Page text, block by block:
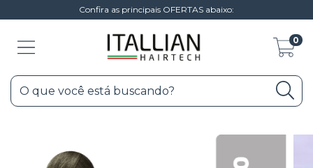
Confira as principais OFERTAS abaixo:
0